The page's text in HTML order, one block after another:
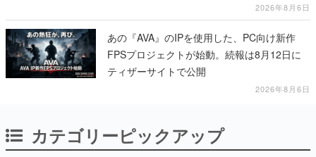
2026年8月6日
あの『AVA』のIPを使用した、PC向け新作
FPSプロジェクトが始動。続報は8月12日に
ティザーサイトで公開
2026年8月6日
カテゴリーピックアップ